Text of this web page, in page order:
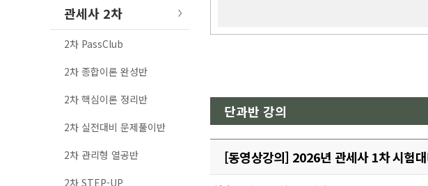
관세사 2차
2차 PassClub
2차 종합이론 완성반
2차 핵심이론 정리반
2차 실전대비 문제풀이반
2차 관리형 열공반
2차 STEP-UP
단과반 강의
[동영상강의] 2026년 관세사 1차 시험